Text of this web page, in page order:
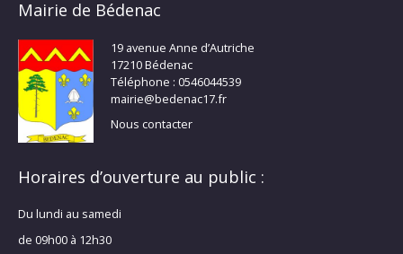
Mairie de Bédenac
19 avenue Anne d’Autriche
17210 Bédenac
Téléphone : 0546044539
mairie@bedenac17.fr
Nous contacter
Horaires d’ouverture au public :
Du lundi au samedi
de 09h00 à 12h30